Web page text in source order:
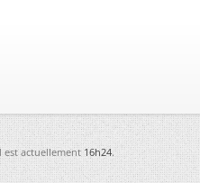
est actuellement16h24.